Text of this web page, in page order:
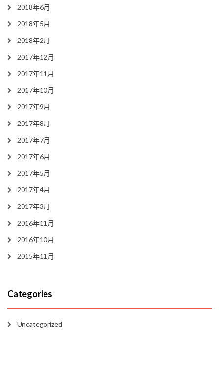
2018年6月
2018年5月
2018年2月
2017年12月
2017年11月
2017年10月
2017年9月
2017年8月
2017年7月
2017年6月
2017年5月
2017年4月
2017年3月
2016年11月
2016年10月
2015年11月
Categories
Uncategorized